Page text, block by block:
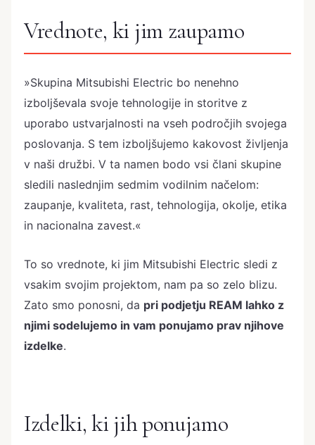
Vrednote, ki jim zaupamo
»Skupina Mitsubishi Electric bo nenehno
izboljševala svoje tehnologije in storitve z
uporabo ustvarjalnosti na vseh področjih svojega
poslovanja. S tem izboljšujemo kakovost življenja
v naši družbi. V ta namen bodo vsi člani skupine
sledili naslednjim sedmim vodilnim načelom:
zaupanje, kvaliteta, rast, tehnologija, okolje, etika
in nacionalna zavest.«
To so vrednote, ki jim Mitsubishi Electric sledi z
vsakim svojim projektom, nam pa so zelo blizu.
Zato smo ponosni, da pri podjetju REAM lahko z
njimi sodelujemo in vam ponujamo prav njihove
izdelke.
Izdelki, ki jih ponujamo